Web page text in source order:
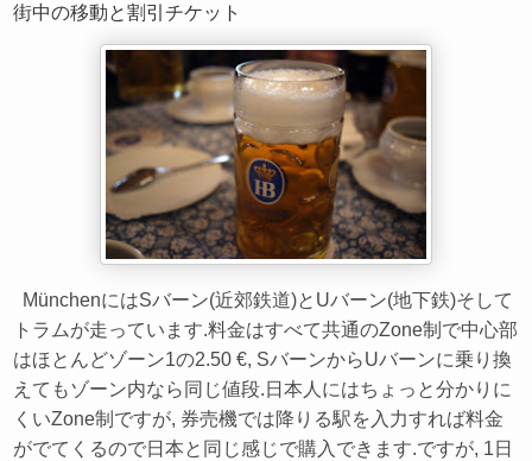
街中の移動と割引チケット
MünchenにはSバーン(近郊鉄道)とUバーン(地下鉄)そして
トラムが走っています.料金はすべて共通のZone制で中心部
はほとんどゾーン1の2.50 €, SバーンからUバーンに乗り換
えてもゾーン内なら同じ値段.日本人にはちょっと分かりに
くいZone制ですが, 券売機では降りる駅を入力すれば料金
がでてくるので日本と同じ感じで購入できます.ですが, 1日